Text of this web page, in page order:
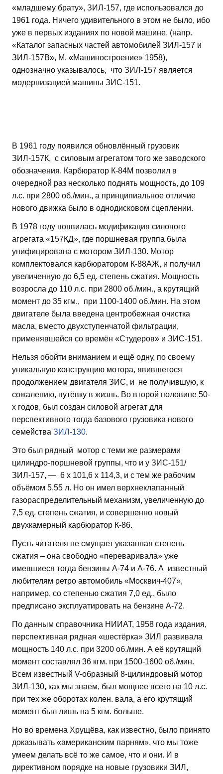
«младшему брату», ЗИЛ-157, где использовался до
1961 года. Ничего удивительного в этом не было, ибо
уже в первых изданиях по новой машине, (напр.
«Каталог запасных частей автомобилей ЗИЛ-157 и
ЗИЛ-157В», М. «Машиностроение» 1958),
однозначно указывалось, что ЗИЛ-157 является
модернизацией машины ЗИС-151.
В 1961 году появился обновлённый грузовик
ЗИЛ-157К, с силовым агрегатом того же заводского
обозначения. Карбюратор К-84М позволил в
очередной раз несколько поднять мощность, до 109
л.с. при 2800 об./мин., а принципиальное отличие
нового движка было в однодисковом сцеплении.
В 1978 году появилась модификация силового
агрегата «157КД», где поршневая группа была
унифицирована с мотором ЗИЛ-130. Мотор
комплектовался карбюратором К-88АЖ, и получил
увеличенную до 6,5 ед. степень сжатия. Мощность
возросла до 110 л.с. при 2800 об./мин., а крутящий
момент до 35 кгм., при 1100-1400 об./мин. На этом
двигателе была введена центробежная очистка
масла, вместо двухступенчатой фильтрации,
применявшейся со времён «Студеров» и ЗИС-151.
Нельзя обойти вниманием и ещё одну, по своему
уникальную конструкцию мотора, явившегося
продолжением двигателя ЗИС, и не получившую, к
сожалению, путёвку в жизнь. Во второй половине 50-
х годов, был создан силовой агрегат для
перспективного тогда базового грузовика нового
семейства ЗИЛ-130.
Это был рядный мотор с теми же размерами
цилиндро-поршневой группы, что и у ЗИС-151/
ЗИЛ-157, — 6 х 101,6 х 114,3, и с тем же рабочим
объёмом 5,55 л. Но он имел верхнеклапанный
газораспределительный механизм, увеличенную до
7,5 ед. степень сжатия, и совершенно новый
двухкамерный карбюратор К-86.
Пусть читателя не смущает указанная степень
сжатия – она свободно «переваривала» уже
имевшиеся тогда бензины А-74 и А-76. А известный
любителям ретро автомобиль «Москвич-407»,
например, со степенью сжатия 7,0 ед., было
предписано эксплуатировать на бензине А-72.
По данным справочника НИИАТ, 1958 года издания,
перспективная рядная «шестёрка» ЗИЛ развивала
мощность 140 л.с. при 3200 об./мин. А её крутящий
момент составлял 36 кгм. при 1500-1600 об./мин.
Всем известный V-образный 8-цилиндровый мотор
ЗИЛ-130, как мы знаем, был мощнее всего на 10 л.с.
при тех же оборотах колен. вала, а его крутящий
момент был лишь на 5 кгм. больше.
Но во времена Хрущёва, как известно, было принято
доказывать «американским парням», что мы тоже
умеем делать всё то же самое, что и они. И в
директивном порядке на новые грузовики ЗИЛ,